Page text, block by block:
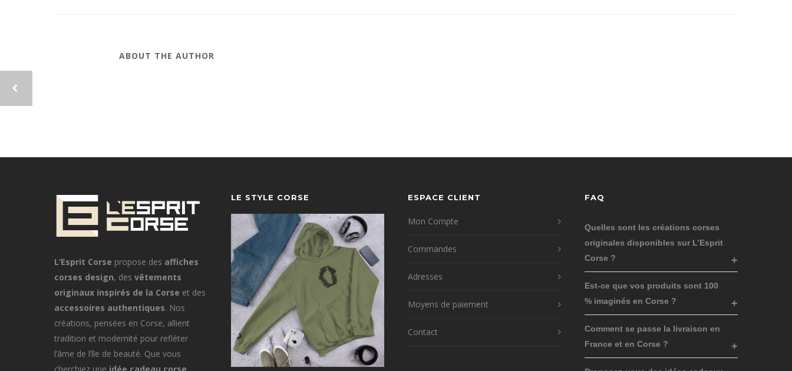
ABOUT THE AUTHOR
L’Esprit Corse propose des affiches
corses design, des vêtements
originaux inspirés de la Corse et des
accessoires authentiques. Nos
créations, pensées en Corse, allient
tradition et modernité pour refléter
l’âme de l’île de beauté. Que vous
LE STYLE CORSE ESPACE CLIENT
Mon Compte
Commandes
Adresses
Moyens de paiement
Contact
FAQ
Quelles sont les créations corses
originales disponibles sur L’Esprit
Corse ?
Est-ce que vos produits sont 100
% imaginés en Corse ?
Comment se passe la livraison en
France et en Corse ?